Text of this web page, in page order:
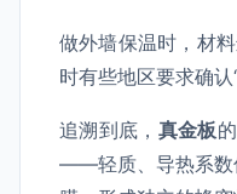
做外墙保温时，材
时有些地区要求确认
追溯到底， 真金板
——轻质、导热系数